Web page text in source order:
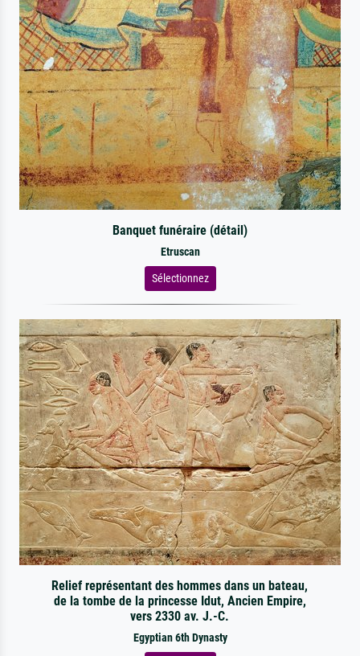
Banquet funéraire (détail)
Etruscan
Sélectionnez
Relief représentant des hommes dans un bateau,
de la tombe de la princesse Idut, Ancien Empire,
vers 2330 av. J.-C.
Egyptian 6th Dynasty